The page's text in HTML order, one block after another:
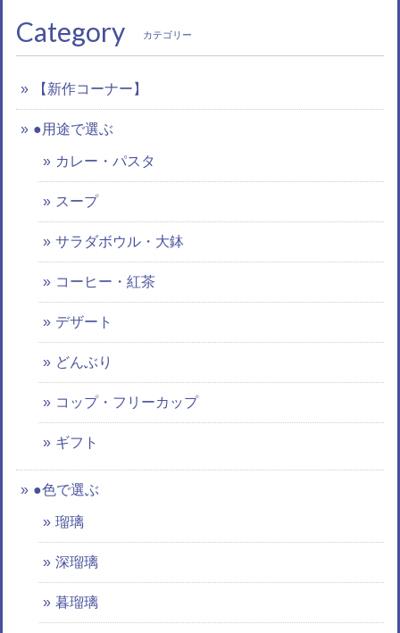
Category カテゴリー
【新作コーナー】
●用途で選ぶ
カレー・パスタ
スープ
サラダボウル・大鉢
コーヒー・紅茶
デザート
どんぶり
コップ・フリーカップ
ギフト
●色で選ぶ
瑠璃
深瑠璃
暮瑠璃